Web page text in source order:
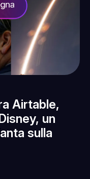
Airtable,
un
sulla